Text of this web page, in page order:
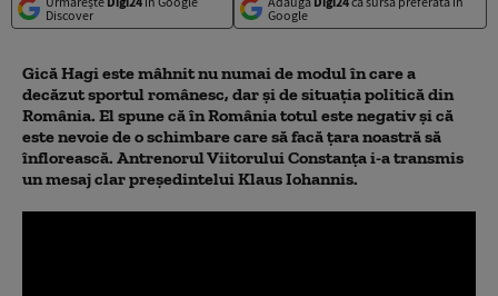
Discover
Google
Gică Hagi este mâhnit nu numai de modul în care a
decăzut sportul românesc, dar şi de situaţia politică din
România. El spune că în România totul este negativ şi că
este nevoie de o schimbare care să facă ţara noastră să
înflorească. Antrenorul Viitorului Constanţa i-a transmis
un mesaj clar preşedintelui Klaus Iohannis.